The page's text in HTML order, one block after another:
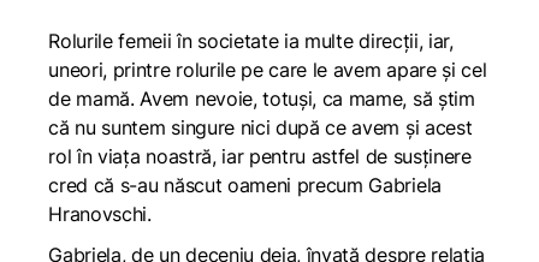
Rolurile femeii în societate ia multe direcții, iar,
uneori, printre rolurile pe care le avem apare și cel
de mamă. Avem nevoie, totuși, ca mame, să știm
că nu suntem singure nici după ce avem și acest
rol în viața noastră, iar pentru astfel de susținere
cred că s-au născut oameni precum Gabriela
Hranovschi.
Gabriela, de un deceniu deja, învață despre relația